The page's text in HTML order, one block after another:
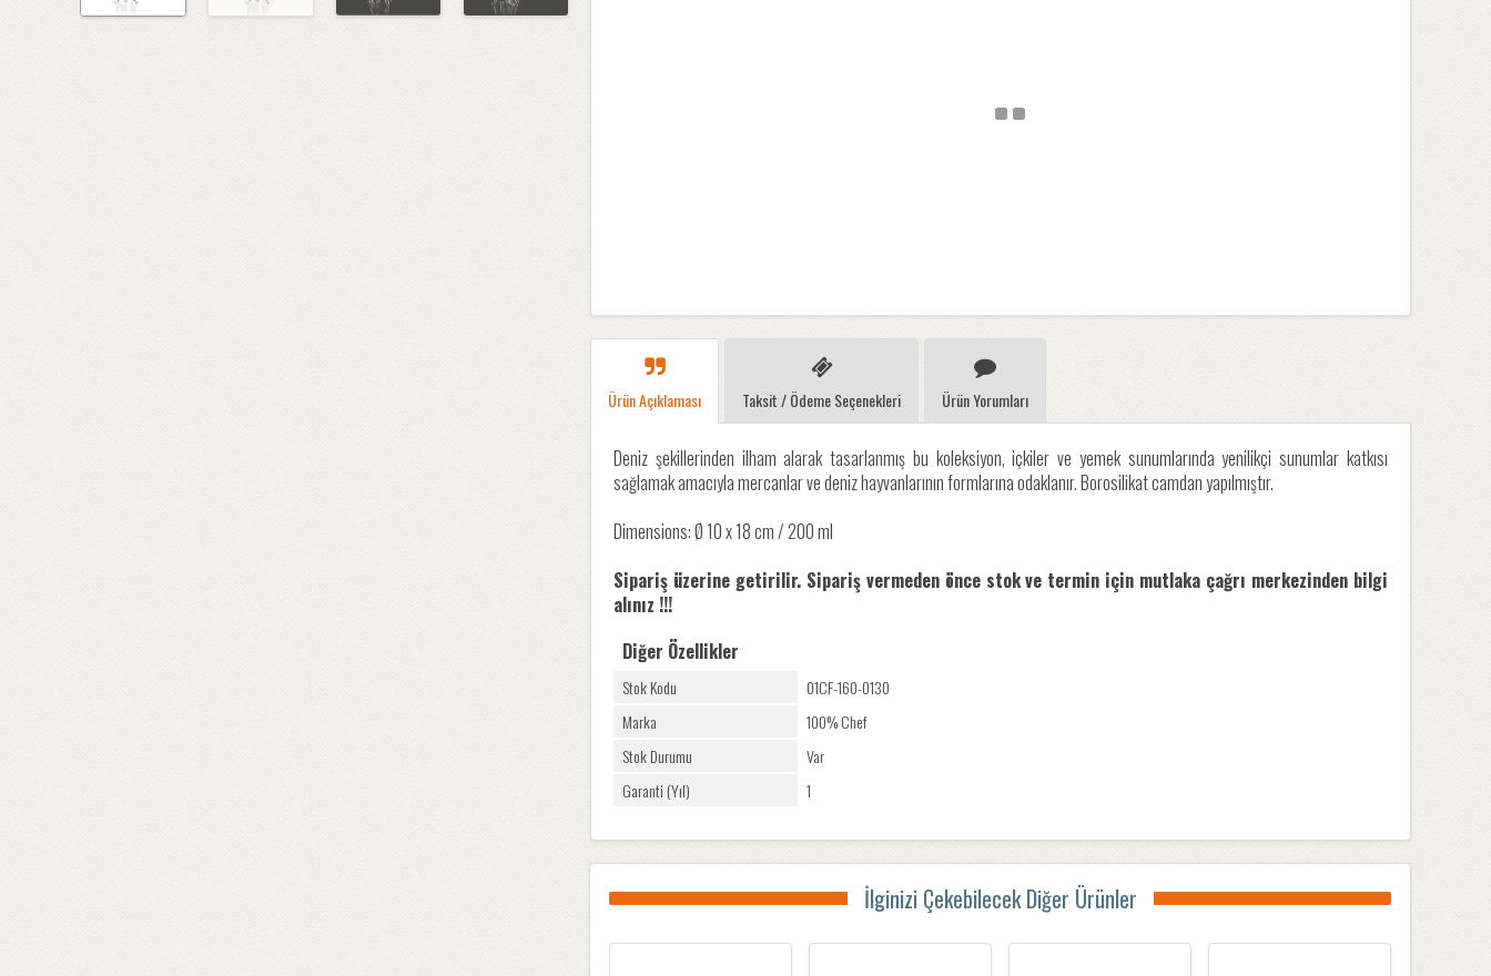
Ürün Açıklaması Taksit / Ödeme Seçenekleri Ürün Yorumları
Deniz şekillerinden ilham alarak tasarlanmış bu koleksiyon, içkiler ve yemek sunumlarında yenilikçi sunumlar katkısı
sağlamak amacıyla mercanlar ve deniz hayvanlarının formlarına odaklanır. Borosilikat camdan yapılmıştır.
Dimensions: Ø 10 x 18 cm / 200 ml
Sipariş üzerine getirilir. Sipariş vermeden önce stok ve termin için mutlaka çağrı merkezinden bilgi
alınız !!!
Diğer Özellikler
Stok Kodu
01CF-160-0130
Marka
100% Chef
Stok Durumu
Var
Garanti (Yıl)
1
İlginizi Çekebilecek Diğer Ürünler